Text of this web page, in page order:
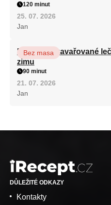
120 minut
25. 07. 2026
Jan
Babiččino zavařované
zimu
Bez masa
90 minut
21. 07. 2026
Jan
DŮLEŽITÉ ODKAZY
Kontakty